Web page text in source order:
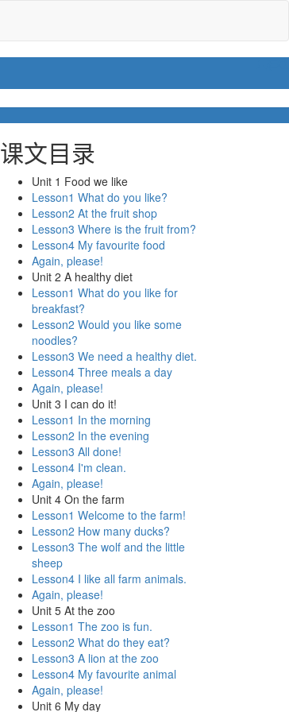
课文目录
Unit 1 Food we like
Lesson1 What do you like?
Lesson2 At the fruit shop
Lesson3 Where is the fruit from?
Lesson4 My favourite food
Again, please!
Unit 2 A healthy diet
Lesson1 What do you like for
breakfast?
Lesson2 Would you like some
noodles?
Lesson3 We need a healthy diet.
Lesson4 Three meals a day
Again, please!
Unit 3 I can do it!
Lesson1 In the morning
Lesson2 In the evening
Lesson3 All done!
Lesson4 I'm clean.
Again, please!
Unit 4 On the farm
Lesson1 Welcome to the farm!
Lesson2 How many ducks?
Lesson3 The wolf and the little
sheep
Lesson4 I like all farm animals.
Again, please!
Unit 5 At the zoo
Lesson1 The zoo is fun.
Lesson2 What do they eat?
Lesson3 A lion at the zoo
Lesson4 My favourite animal
Again, please!
Unit 6 My day